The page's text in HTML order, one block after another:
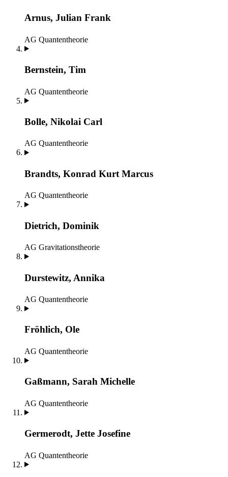
Arnus, Julian Frank
AG Quantentheorie
Bernstein, Tim
AG Quantentheorie
Bolle, Nikolai Carl
AG Quantentheorie
Brandts, Konrad Kurt Marcus
AG Quantentheorie
Dietrich, Dominik
AG Gravitationstheorie
Durstewitz, Annika
AG Quantentheorie
Fröhlich, Ole
AG Quantentheorie
Gaßmann, Sarah Michelle
AG Quantentheorie
Germerodt, Jette Josefine
AG Quantentheorie